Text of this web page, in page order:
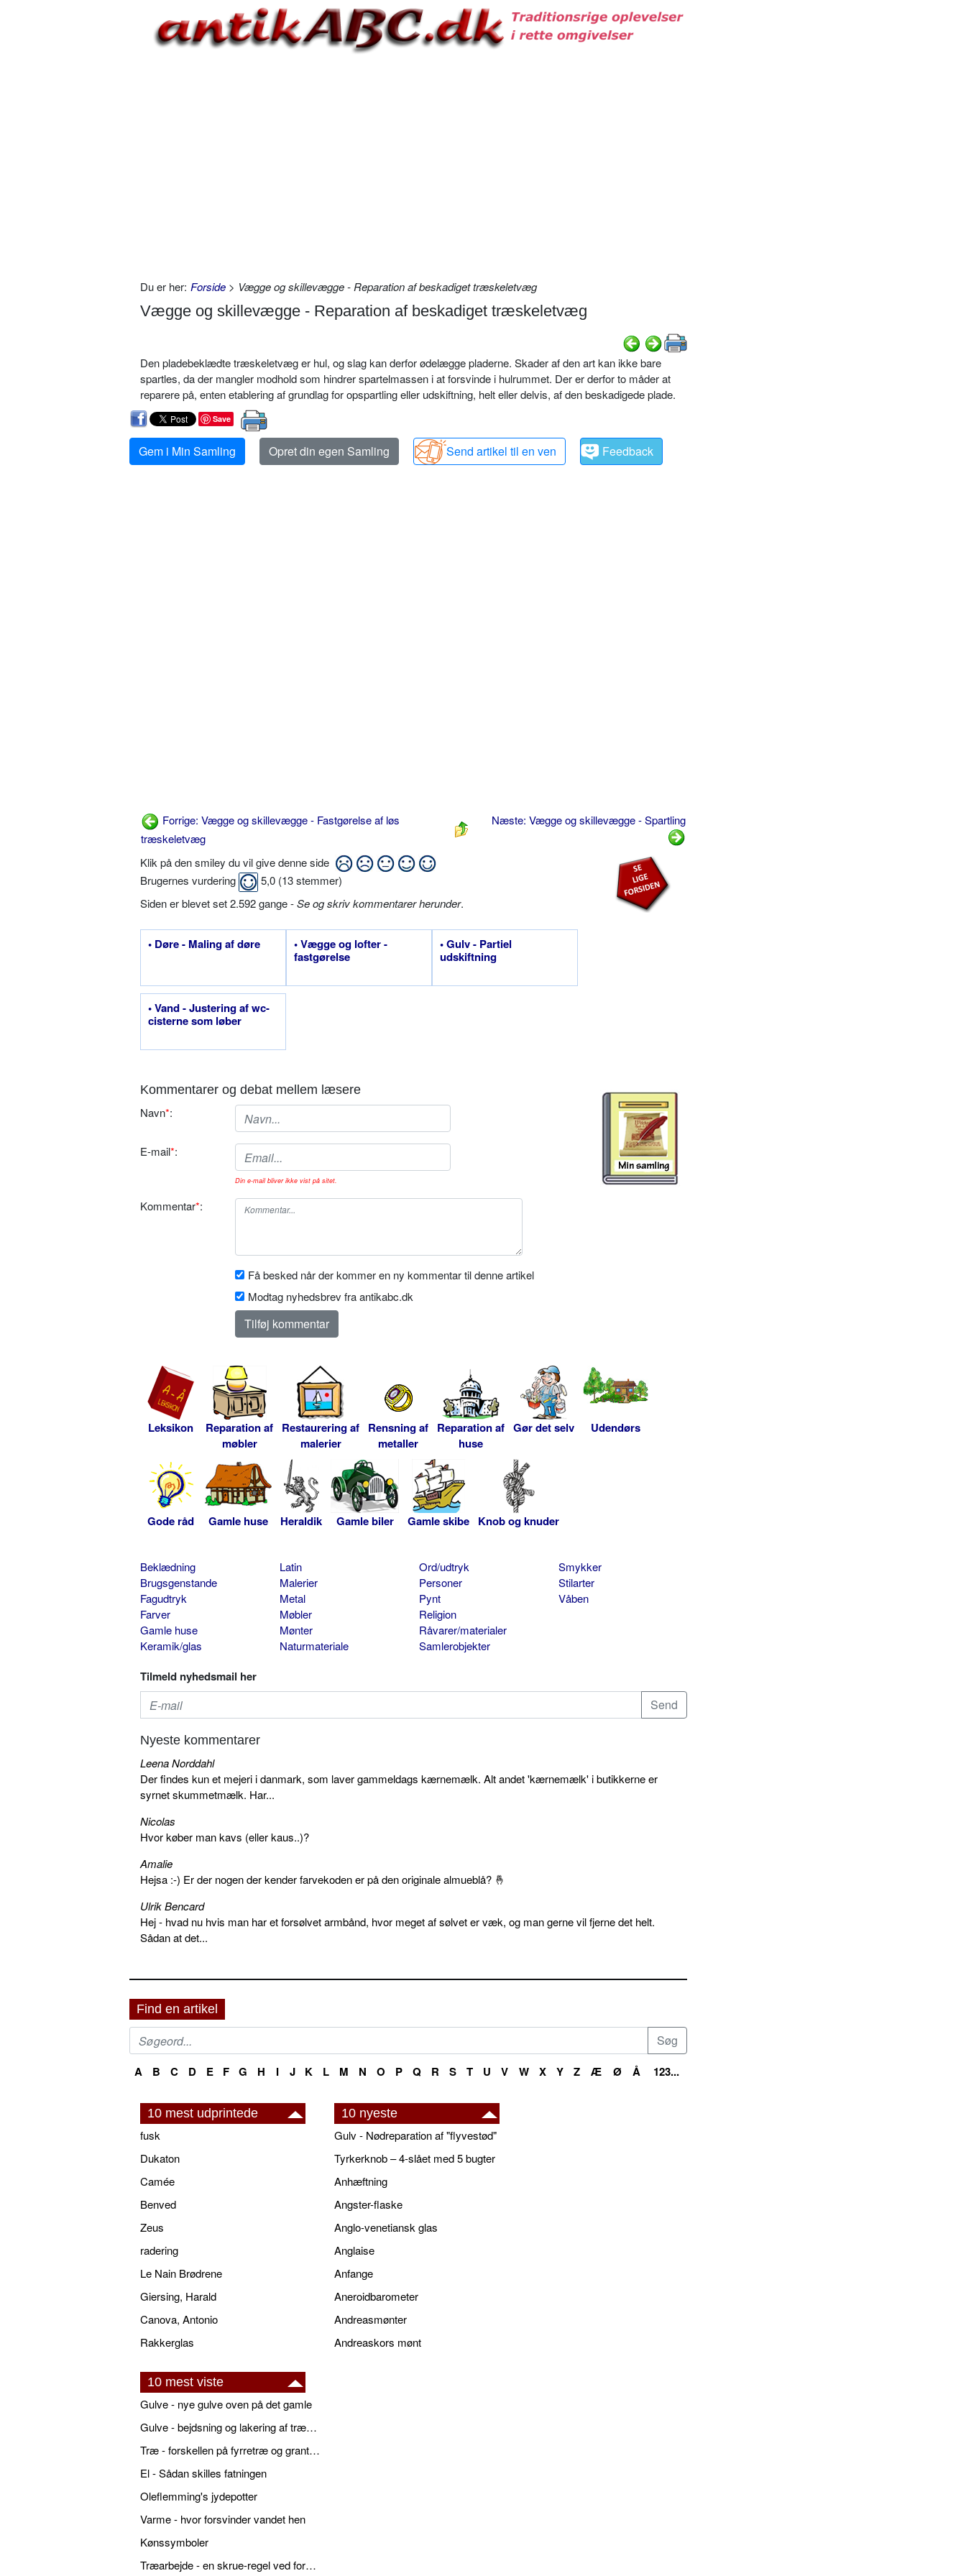
Du er her: Forside > Vægge og skillevægge - Reparation af beskadiget træskeletvæg
Vægge og skillevægge - Reparation af beskadiget træskeletvæg
Den pladebeklædte træskeletvæg er hul, og slag kan derfor ødelægge pladerne. Skader af den art kan ikke bare
spartles, da der mangler modhold som hindrer spartelmassen i at forsvinde i hulrummet. Der er derfor to måder at
reparere på, enten etablering af grundlag for opspartling eller udskiftning, helt eller delvis, af den beskadigede plade.
Save
Gem i Min Samling Opret din egen Samling Send artikel til en ven Feedback
Forrige: Vægge og skillevægge - Fastgørelse af løs
træskeletvæg
Næste: Vægge og skillevægge - Spartling
Klik på den smiley du vil give denne side
Brugernes vurdering
5,0 (13stemmer)
Siden er blevet set 2.592 gange -Se og skriv kommentarer herunder.
• Døre - Maling af døre
• Vægge og lofter -
fastgørelse
• Gulv - Partiel
udskiftning
• Vand - Justering af wc-
cisterne som løber
Kommentarer og debat mellem læsere
Navn*:
E-mail*:
Din e-mail bliver ikke vist på sitet.
Kommentar*:
Få besked når der kommer en ny kommentar til denne artikel
Modtag nyhedsbrev fra antikabc.dk
Leksikon
Reparation af
møbler
Restaurering af
malerier
Rensning af
metaller
Reparation af
huse
Gør det selv Udendørs
Gode råd Gamle huse Heraldik Gamle biler Gamle skibe Knob og knuder
Beklædning
Brugsgenstande
Fagudtryk
Farver
Gamle huse
Keramik/glas
Latin
Malerier
Metal
Møbler
Mønter
Naturmateriale
Ord/udtryk
Personer
Pynt
Religion
Råvarer/materialer
Samlerobjekter
Smykker
Stilarter
Våben
Tilmeld nyhedsmail her
Nyeste kommentarer
Leena Norddahl
Der findes kun et mejeri i danmark, som laver gammeldags kærnemælk. Alt andet 'kærnemælk' i butikkerne er
syrnet skummetmælk. Har...
Nicolas
Hvor køber man kavs (eller kaus..)?
Amalie
Hejsa :-) Er der nogen der kender farvekoden er på den originale almueblå? 🤞
Ulrik Bencard
Hej - hvad nu hvis man har et forsølvet armbånd, hvor meget af sølvet er væk, og man gerne vil fjerne det helt.
Sådan at det...
Find en artikel
A B C D E F G H I J K L M N O P Q R S T U V W X Y Z Æ Ø Å 123...
10 mest udprintede
fusk
Dukaton
Camée
Benved
Zeus
radering
Le Nain Brødrene
Giersing, Harald
Canova, Antonio
Rakkerglas
10 nyeste
Gulv - Nødreparation af "flyvestød"
Tyrkerknob – 4-slået med 5 bugter
Anhæftning
Angster-flaske
Anglo-venetiansk glas
Anglaise
Anfange
Aneroidbarometer
Andreasmønter
Andreaskors mønt
10 mest viste
Gulve - nye gulve oven på det gamle
Gulve - bejdsning og lakering af trægulve
Træ - forskellen på fyrretræ og grantræ
El - Sådan skilles fatningen
Oleflemming's jydepotter
Varme - hvor forsvinder vandet hen
Kønssymboler
Træarbejde - en skrue-regel ved forboring